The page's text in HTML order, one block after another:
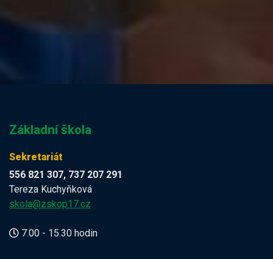
Základní škola
Sekretariát
556 821 307, 737 207 291
Tereza Kuchyňková
skola@zskop17.cz
7.00 - 15.30 hodin